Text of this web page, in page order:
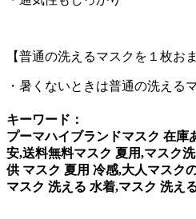
【普通の洗えるマスクを１枚おま
・暑くないときは普通の洗える
キーワード：
プーマハイブランドマスク 在庫
安,送料無料マスク 夏用,マスク
供 マスク 夏用 冷感,大人マスク
マスク 洗える 水着,マスク 洗え